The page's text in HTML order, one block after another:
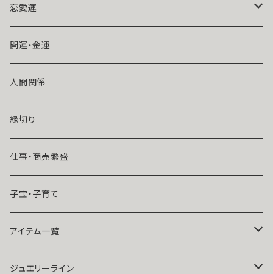
魔術師アリエル
悪魔術師べリアル
風水師さくら
魔術師恋雪
魔術師N.Kelly
魔術師Sara Serendipity
祈祷師澪央
ユタ玉城陽
恋愛運
片思い
ライバルの居る恋（略奪したい）
年齢差のある恋（年上・年下）
マンネリ気味の恋
遠距離
復縁したい・取り戻したい愛情
人に言えない関係
開運・金運
人間関係
縁切り
仕事・商売繁盛
子宝・子育て
アイテム一覧
ネックレス
ジュエリーライン